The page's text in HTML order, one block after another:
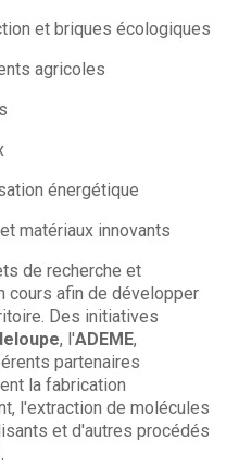
et briques écologiques
agricoles
énergétique
matériaux innovants
de recherche et
cours afin de développer
Des initiatives
, l'ADEME,
partenaires
la fabrication
l'extraction de molécules
et d'autres procédés